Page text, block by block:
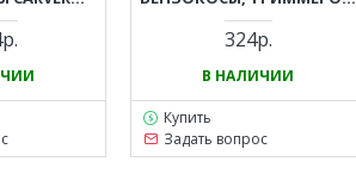
GBC-052
ЭЛЕКТРОКОС, МОТОКОС (С
КРОНШТЕЙНОМ, НОЖОМ И
РЕСНИЧКАМИ)
324р.
В НАЛИЧИИ
Купить
Задать вопрос